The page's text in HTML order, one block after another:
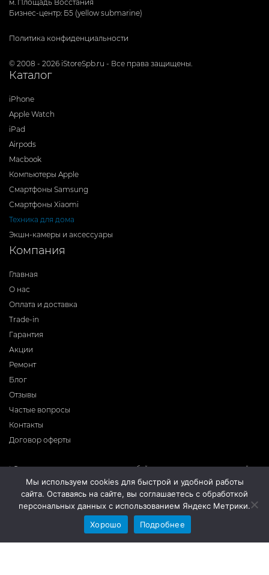
м. Площадь Восстания
Бизнес-центр: Б5 (yellow submarine)
Политика конфиденциальности
© 2008 - 2026 iStoreSpb.ru - Все права защищены.
Каталог
iPhone
Apple Watch
iPad
Airpods
Macbook
Компьютеры Apple
Смартфоны Samsung
Смартфоны Xiaomi
Техника для дома
Экшн-камеры и аксессуары
Компания
Главная
О нас
Оплата и доставка
Trade-in
Гарантия
Акции
Ремонт
Блог
Отзывы
Частые вопросы
Контакты
Договор оферты
* Фирма-производитель оставляет за собой право на внесение изменений в
программное обеспечение, дизайн и комплектацию приборов без
предварительного уведомления. Во избежание недоразумений при покупке
приборов уточняйте информацию о комплектации, наличию и цене у
продавцов. Вся информация на сайте носит справочный характер и не
является публичной офертой.
Мы используем cookies для быстрой и удобной работы
сайта. Оставаясь на сайте, вы соглашаетесь с обработкой
персональных данных с использованием Яндекс Метрики.
Хорошо
Подробнее